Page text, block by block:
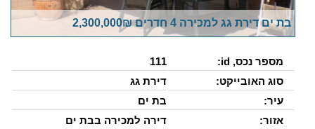
בת ים דירת גג למכירה 4 חדרים 2,300,000₪
מספר נכס, id:
111
סוג האובייקט:
דירת גג
עיר:
בת ים
אזור:
דירה למכירה בבת ים